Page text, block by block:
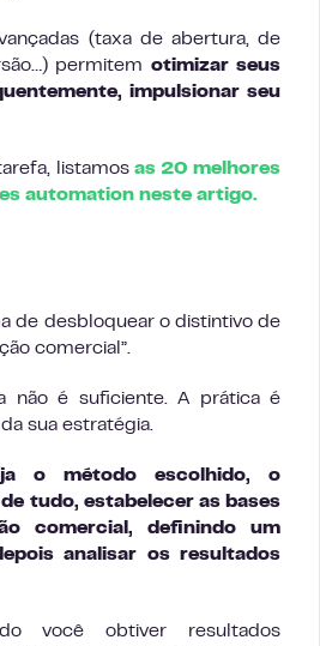
(taxa de abertura, de
permitem otimizar seus
impulsionar seu
listamos as 20 melhores
automation neste artigo.
de desbloquear o distintivo de
comercial”.
não é suficiente. A prática é
sua estratégia.
o método escolhido, o
tudo, estabelecer as bases
comercial, definindo um
analisar os resultados
você obtiver resultados